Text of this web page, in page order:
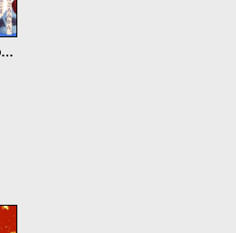
記憶を失ったらあなたへの恋心も消えました。